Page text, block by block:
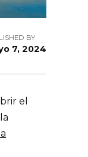
BY
7, 2024
el